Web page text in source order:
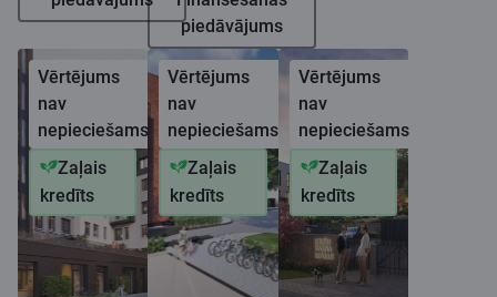
piedāvājums
Vērtējums
nav
nepieciešams
Zaļais
kredīts
Vērtējums
nav
nepieciešams
Zaļais
kredīts
Vērtējums
nav
nepieciešams
Zaļais
kredīts